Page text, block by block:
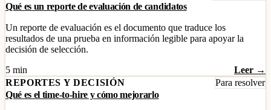
Qué es un reporte de evaluación de candidatos
Un reporte de evaluación es el documento que traduce los
resultados de una prueba en información legible para apoyar la
decisión de selección.
5 min
Leer →
REPORTES Y DECISIÓN
Para resolver
Qué es el time-to-hire y cómo mejorarlo